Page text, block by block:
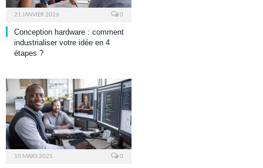
21 JANVIER 2026 0
Conception hardware : comment
industrialiser votre idée en 4
étapes ?
10 MARS 2025 0